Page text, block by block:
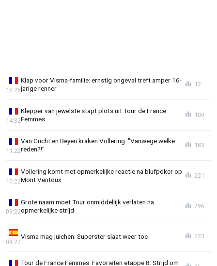
Klap voor Visma-familie: ernstig ongeval treft amper 16-
jarige renner
15:26
12
Klepper van jewelste stapt plots uit Tour de France
Femmes
14:32
100
Van Gucht en Beyen kraken Vollering: "Vanwege welke
reden?!"
11:22
183
Vollering komt met opmerkelijke reactie na blufpoker op
Mont Ventoux
10:22
221
Grote naam moet Tour onmiddellijk verlaten na
opmerkelijke strijd
09:22
296
Visma mag juichen: Superster slaat weer toe
08:22
223
Tour de France Femmes: Favorieten etappe 8: Strijd om